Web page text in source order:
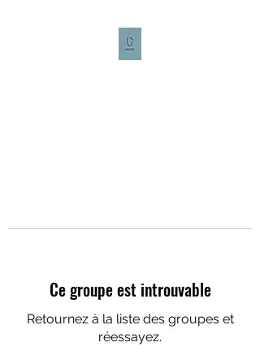
Ce groupe est introuvable
Retournez à la liste des groupes et
réessayez.